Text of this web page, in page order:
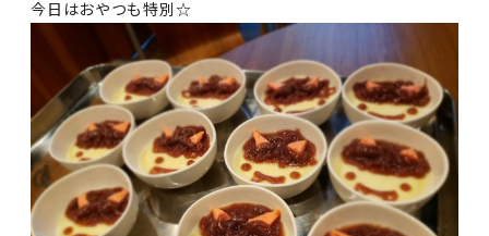
今日はおやつも特別☆